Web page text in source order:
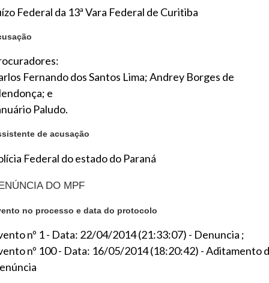
Federal da 13ª Vara Federal de Curitiba
Fernando dos Santos Lima; Andrey Borges de
e
Paludo.
de acusação
Federal do estado do Paraná
DO MPF
no processo e data do protocolo
nº 1 - Data: 22/04/2014 (21:33:07) - Denuncia ;
nº 100 - Data: 16/05/2014 (18:20:42) - Aditamento